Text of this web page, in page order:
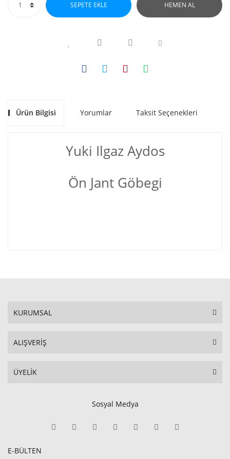
SEPETE EKLE HEMEN AL
Ürün Bilgisi Yorumlar Taksit Seçenekleri
Yuki Ilgaz Aydos
Ön Jant Göbegi
KURUMSAL
ALIŞVERİŞ
ÜYELİK
Sosyal Medya
E-BÜLTEN